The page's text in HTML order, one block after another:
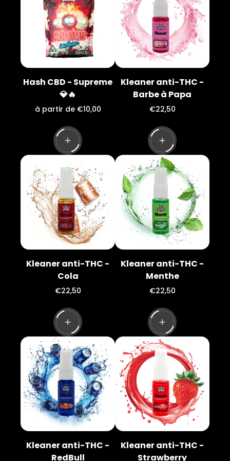
l
Hash CBD - Supreme
💎🔥
P
m
a
l
à partir de €10,00
Kleaner anti-THC -
Barbe à Papa
P
x
n
o
r
m
a
€22,50
Kleaner anti-THC -
Cola
P
x
n
o
r
m
a
l
€22,50
Kleaner anti-THC -
Menthe
P
x
n
o
r
m
a
€22,50
Kleaner anti-THC -
RedBull
Kleaner anti-THC -
Strawberry